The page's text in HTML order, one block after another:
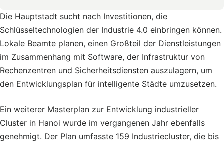
Die Hauptstadt sucht nach Investitionen, die
Schlüsseltechnologien der Industrie 4.0 einbringen können.
Lokale Beamte planen, einen Großteil der Dienstleistungen
im Zusammenhang mit Software, der Infrastruktur von
Rechenzentren und Sicherheitsdiensten auszulagern, um
den Entwicklungsplan für intelligente Städte umzusetzen.
Ein weiterer Masterplan zur Entwicklung industrieller
Cluster in Hanoi wurde im vergangenen Jahr ebenfalls
genehmigt. Der Plan umfasste 159 Industriecluster, die bis